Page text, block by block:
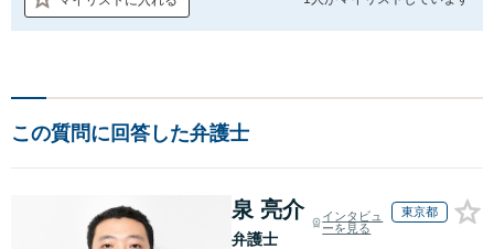
この質問に回答した弁護士
泉 亮介
弁護士
インタビュ
ーを見る
東京都